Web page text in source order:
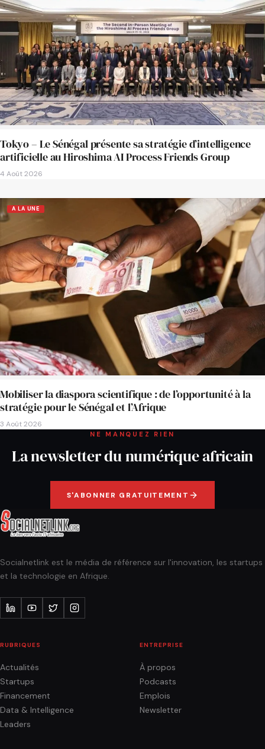
Tokyo – Le Sénégal présente sa stratégie d’intelligence
artificielle au Hiroshima AI Process Friends Group
4 Août 2026
A LA UNE
Mobiliser la diaspora scientifique : de l’opportunité à la
stratégie pour le Sénégal et l’Afrique
3 Août 2026
NE MANQUEZ RIEN
La newsletter du numérique africain
S'ABONNER GRATUITEMENT
Socialnetlink est le média de référence sur l'innovation, les startups
et la technologie en Afrique.
RUBRIQUES
Actualités
Startups
Financement
Data & Intelligence
Leaders
ENTREPRISE
À propos
Podcasts
Emplois
Newsletter